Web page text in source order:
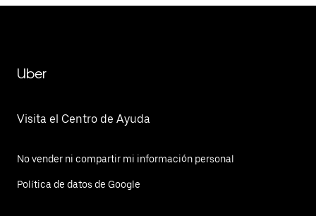
Uber
Visita el Centro de Ayuda
No vender ni compartir mi información personal
Política de datos de Google